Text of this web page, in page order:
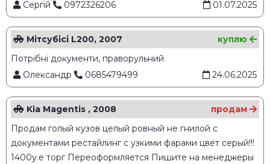
Сергій 0972326206 01.07.2025
Мітсубісі L200, 2007
куплю
Потрібні документи, праворульний
Олександр
0685479499 24.06.2025
Kia Magentis , 2008
продам
Продам голый кузов целый ровный не гнилой с
документами рестайлинг с узкими фарами цвет серый!!!
1400у.е торг Переоформляется Пишите на менеджеры